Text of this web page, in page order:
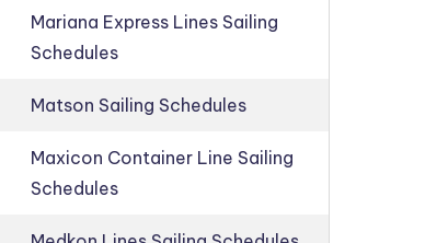
Mariana Express Lines Sailing
Schedules
Matson Sailing Schedules
Maxicon Container Line Sailing
Schedules